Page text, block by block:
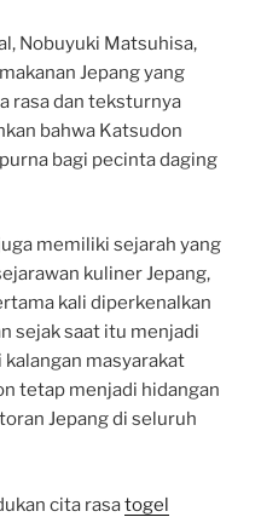
Nobuyuki Matsuhisa,
Jepang yang
rasa dan teksturnya
bahwa Katsudon
bagi pecinta daging
memiliki sejarah yang
kuliner Jepang,
kali diperkenalkan
sejak saat itu menjadi
masyarakat
tetap menjadi hidangan
Jepang di seluruh
cita rasatogel